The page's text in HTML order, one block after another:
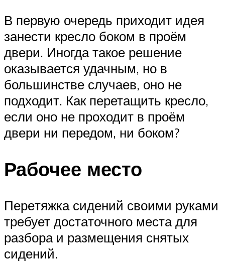
В первую очередь приходит идея
занести кресло боком в проём
двери. Иногда такое решение
оказывается удачным, но в
большинстве случаев, оно не
подходит. Как перетащить кресло,
если оно не проходит в проём
двери ни передом, ни боком?
Рабочее место
Пере­тяж­ка сиде­ний сво­и­ми рука­ми
тре­бу­ет доста­точ­но­го места для
раз­бо­ра и раз­ме­ще­ния сня­тых
сидений.